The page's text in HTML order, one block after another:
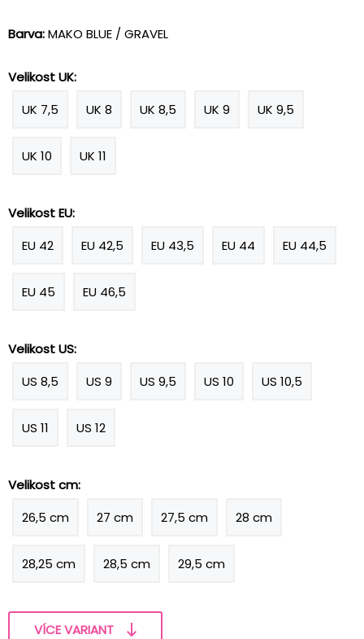
Barva:MAKO BLUE / GRAVEL
Velikost UK:
UK 7,5
UK 8 UK 8,5 UK 9 UK 9,5
UK 10 UK 11
Velikost EU:
EU 42
EU 42,5 EU 43,5 EU 44 EU 44,5
EU 45 EU 46,5
Velikost US:
US 8,5
US 9 US 9,5 US 10 US 10,5
US 11 US 12
Velikost cm:
26,5 cm
27 cm 27,5 cm 28 cm
28,25 cm 28,5 cm 29,5 cm
VÍCE VARIANT